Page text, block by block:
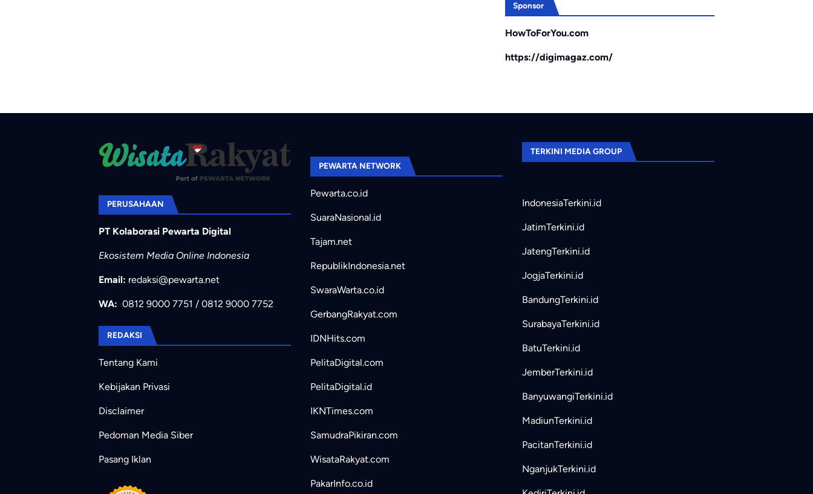
Sponsor
HowToForYou.com
https://digimagaz.com/
PERUSAHAAN
PT Kolaborasi Pewarta Digital
Ekosistem Media Online Indonesia
Email: redaksi@pewarta.net
WA: 0812 9000 7751 / 0812 9000 7752
REDAKSI
Tentang Kami
Kebijakan Privasi
Disclaimer
Pedoman Media Siber
Pasang Iklan
PEWARTA NETWORK
Pewarta.co.id
SuaraNasional.id
Tajam.net
RepublikIndonesia.net
SwaraWarta.co.id
GerbangRakyat.com
IDNHits.com
PelitaDigital.com
PelitaDigital.id
IKNTimes.com
SamudraPikiran.com
WisataRakyat.com
PakarInfo.co.id
TERKINI MEDIA GROUP
IndonesiaTerkini.id
JatimTerkini.id
JatengTerkini.id
JogjaTerkini.id
BandungTerkini.id
SurabayaTerkini.id
BatuTerkini.id
JemberTerkini.id
BanyuwangiTerkini.id
MadiunTerkini.id
PacitanTerkini.id
NganjukTerkini.id